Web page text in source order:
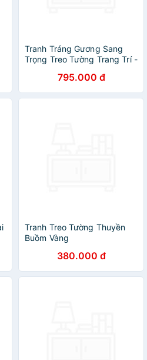
Tranh Tráng Gương Sang
Trọng Treo Tường Trang Trí -
795.000 đ
Tranh Treo Tường Thuyền
Buồm Vàng
380.000 đ